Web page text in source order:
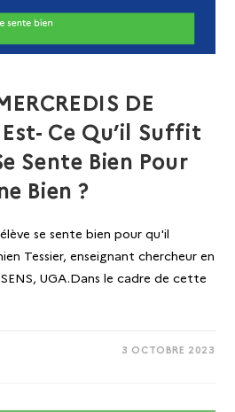
DE
Est- Ce Qu’il Suffit
Sente Bien Pour
Bien ?
se sente bien pour qu'il
Tessier, enseignant chercheur en
UGA.Dans le cadre de cette
3 OCTOBRE 2023